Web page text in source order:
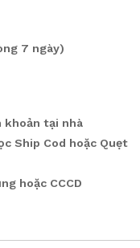
7 ngày)
khoản tại nhà
Ship Cod hoặc Quẹt
hoặc CCCD